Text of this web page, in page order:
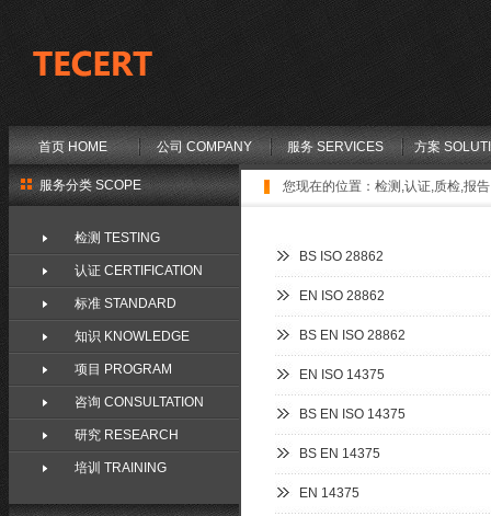
首页 HOME 公司 COMPANY 服务 SERVICES 方案
您现在的位置： 检测,认证,质检,报
BS ISO 28862
EN ISO 28862
BS EN ISO 28862
EN ISO 14375
BS EN ISO 14375
BS EN 14375
EN 14375
服务分类 SCOPE
检测 TESTING
认证 CERTIFICATION
标准 STANDARD
知识 KNOWLEDGE
项目 PROGRAM
咨询 CONSULTATION
研究 RESEARCH
培训 TRAINING